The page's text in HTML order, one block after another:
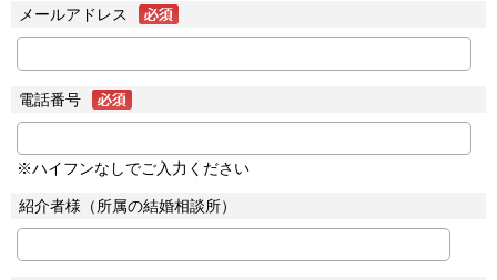
メールアドレス
電話番号
※ハイフンなしでご入力ください
紹介者様（所属の結婚相談所）